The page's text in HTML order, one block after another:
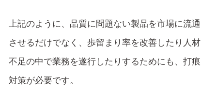
上記のように、品質に問題ない製品を市場に流通
させるだけでなく、歩留まり率を改善したり人材
不足の中で業務を遂行したりするためにも、打痕
対策が必要です。